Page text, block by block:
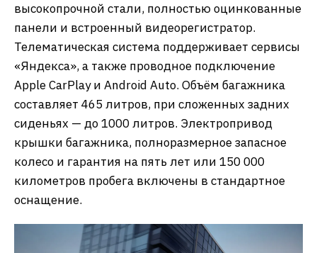
высокопрочной стали, полностью оцинкованные
панели и встроенный видеорегистратор.
Телематическая система поддерживает сервисы
«Яндекса», а также проводное подключение
Apple CarPlay и Android Auto. Объём багажника
составляет 465 литров, при сложенных задних
сиденьях — до 1000 литров. Электропривод
крышки багажника, полноразмерное запасное
колесо и гарантия на пять лет или 150 000
километров пробега включены в стандартное
оснащение.